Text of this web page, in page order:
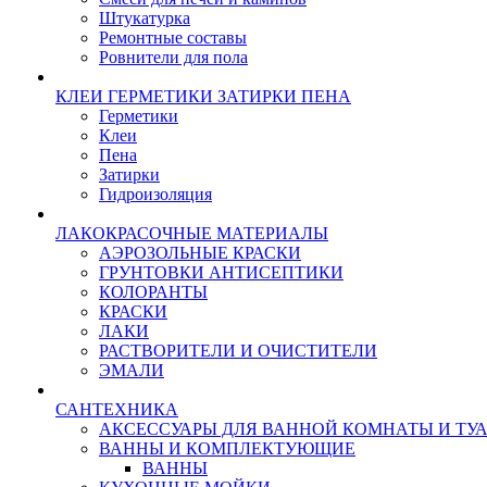
Штукатурка
Ремонтные составы
Ровнители для пола
КЛЕИ ГЕРМЕТИКИ ЗАТИРКИ ПЕНА
Герметики
Клеи
Пена
Затирки
Гидроизоляция
ЛАКОКРАСОЧНЫЕ МАТЕРИАЛЫ
АЭРОЗОЛЬНЫЕ КРАСКИ
ГРУНТОВКИ АНТИСЕПТИКИ
КОЛОРАНТЫ
КРАСКИ
ЛАКИ
РАСТВОРИТЕЛИ И ОЧИСТИТЕЛИ
ЭМАЛИ
САНТЕХНИКА
АКСЕССУАРЫ ДЛЯ ВАННОЙ КОМНАТЫ И
ВАННЫ И КОМПЛЕКТУЮЩИЕ
ВАННЫ